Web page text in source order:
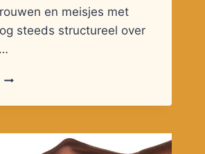
en meisjes met
steeds structureel over
RTV